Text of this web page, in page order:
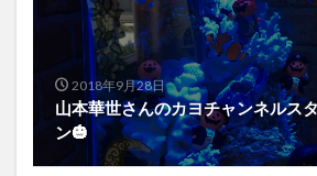
2018年9月28日
山本華世さんのカヨチャンネルス
ン🎃